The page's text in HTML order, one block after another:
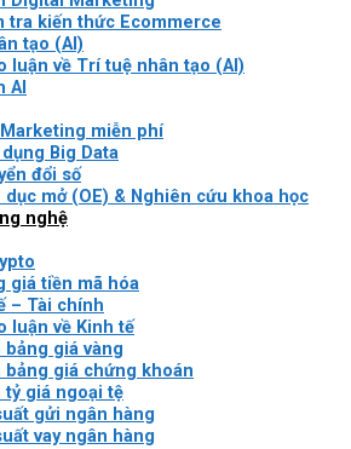
tra kiến thức Ecommerce
tạo (AI)
luận về Trí tuệ nhân tạo (AI)
AI
miễn phí
Big Data
đổi số
dục mở (OE) & Nghiên cứu khoa học
nghệ
giá tiền mã hóa
– Tài chính
luận về Kinh tế
bảng giá vàng
bảng giá chứng khoán
tỷ giá ngoại tệ
gửi ngân hàng
vay ngân hàng